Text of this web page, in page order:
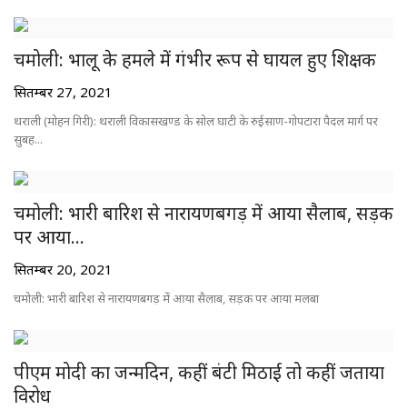
चमोली: भालू के हमले में गंभीर रूप से घायल हुए शिक्षक
सितम्बर 27, 2021
थराली (मोहन गिरी): थराली विकासखण्ड के सोल घाटी के रुईसाण-गोपटारा पैदल मार्ग पर
सुबह...
चमोली: भारी बारिश से नारायणबगड़ में आया सैलाब, सड़क
पर आया...
सितम्बर 20, 2021
चमोली: भारी बारिश से नारायणबगड़ में आया सैलाब, सड़क पर आया मलबा
पीएम मोदी का जन्मदिन, कहीं बंटी मिठाई तो कहीं जताया
विरोध